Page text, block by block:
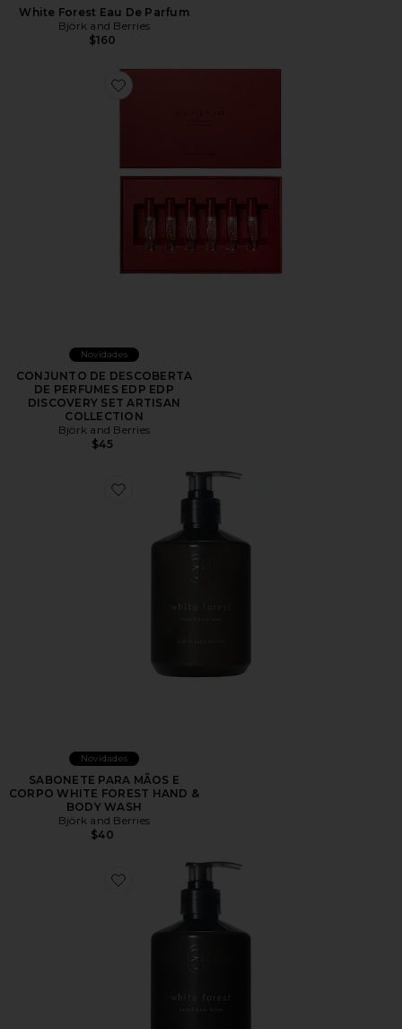
White Forest Eau De Parfum
Björk and Berries
$160
Favorite CONJUNTO DE DESCOBERTA DE
Novidades
CONJUNTO DE DESCOBERTA
DE PERFUMES EDP EDP
DISCOVERY SET ARTISAN
COLLECTION
Björk and Berries
$45
Favorite SABONETE PARA MÃOS E CORPO WHITE
Novidades
SABONETE PARA MÃOS E
CORPO WHITE FOREST HAND &
BODY WASH
Björk and Berries
$40
Favorite WHITE FOREST HAND & BODY LOTION